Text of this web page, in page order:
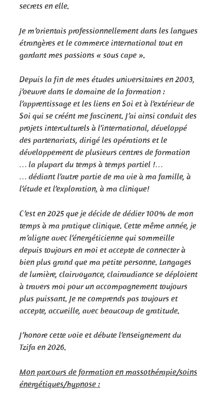
secrets en elle.
Je m’orientais professionnellement dans les langues
étrangères et le commerce international tout en
gardant mes passions « sous cape ».
Depuis la fin de mes études universitaires en 2003,
j’oeuvre dans le domaine de la formation :
l’apprentissage et les liens en Soi et à l’extérieur de
Soi qui se créént me fascinent. J’ai ainsi conduit des
projets interculturels à l’international, développé
des partenariats, dirigé les opérations et le
développement de plusieurs centres de formation
… la plupart du temps à temps partiel !…
… dédiant l’autre partie de ma vie à ma famille, à
l’étude et l’exploration, à ma clinique!
C’est en 2025 que je décide de dédier 100% de mon
temps à ma pratique clinique. Cette même année, je
m’aligne avec l’énergéticienne qui sommeille
depuis toujours en moi et accepte de connecter à
bien plus grand que ma petite personne. Langages
de lumière, clairvoyance, clairaudiance se déploient
à travers moi pour un accompagnement toujours
plus puissant. Je ne comprends pas toujours et
accepte, accueille, avec beaucoup de gratitude.
J’honore cette voie et débute l’enseignement du
Tzifa en 2026.
Mon parcours de formation en massothérapie/soins
énergétiques/hypnose :